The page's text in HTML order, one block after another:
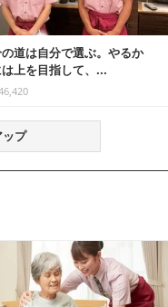
道は自分で選ぶ。やるか
は上を目指して、...
プ